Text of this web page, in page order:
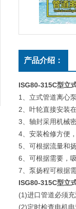
产品介绍：
ISG80-315C型立
1 、立式管道离心
2、叶轮直接安装
3、轴封采用机械
4、安装检修方便
5、可根据流量和
6、可根据需要，
7、泵扬程可根据
ISG80-315C型立
(1)进口管道必须
(2)定时检查电机